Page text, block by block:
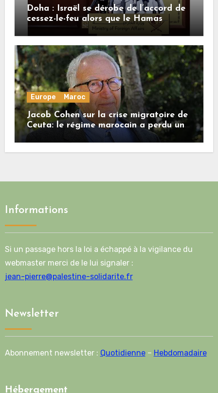
Doha : Israël se dérobe de l’accord de
cessez-le-feu alors que le Hamas
honore ses engagements
Europe Maroc
Jacob Cohen sur la crise migratoire de
Ceuta: le régime marocain a perdu une
bonne part de sa crédibilité vis-à-vis
Informations
Si un passage hors la loi a échappé à la vigilance du
webmaster merci de le lui signaler :
jean-pierre@palestine-solidarite.fr
Newsletter
Abonnement newsletter : Quotidienne– Hebdomadaire
Hébergement